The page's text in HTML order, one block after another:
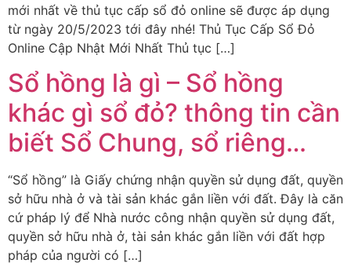
mới nhất về thủ tục cấp sổ đỏ online sẽ được áp dụng
từ ngày 20/5/2023 tới đây nhé! Thủ Tục Cấp Sổ Đỏ
Online Cập Nhật Mới Nhất Thủ tục […]
Sổ hồng là gì – Sổ hồng
khác gì sổ đỏ? thông tin cần
biết Sổ Chung, sổ riêng…
“Sổ hồng” là Giấy chứng nhận quyền sử dụng đất, quyền
sở hữu nhà ở và tài sản khác gắn liền với đất. Đây là căn
cứ pháp lý để Nhà nước công nhận quyền sử dụng đất,
quyền sở hữu nhà ở, tài sản khác gắn liền với đất hợp
pháp của người có […]